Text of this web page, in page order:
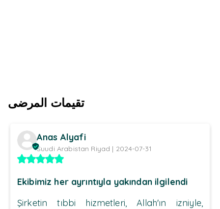
تقيمات المرضى
Anas Alyafi
Suudi Arabistan Riyad | 2024-07-31
Ekibimiz her ayrıntıyla yakından ilgilendi
Şirketin tıbbi hizmetleri, Allah'ın izniyle,